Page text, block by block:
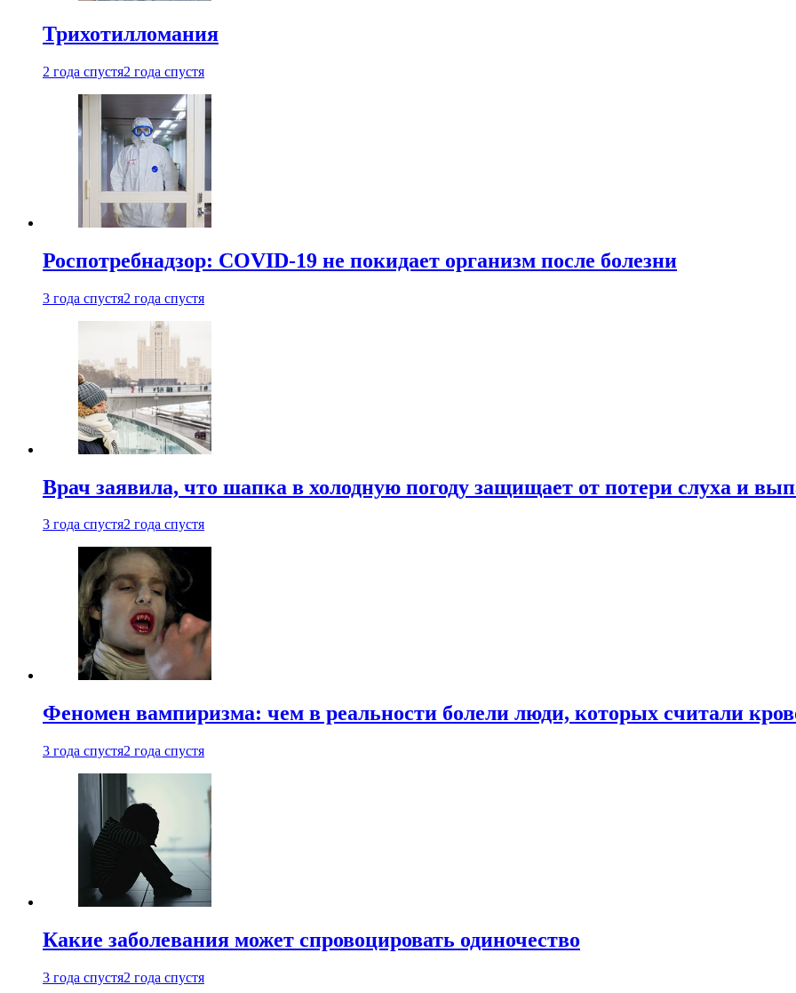
Трихотилломания
2 года спустя2 года спустя
Роспотребнадзор: COVID-19 не покидает организм после болезни
3 года спустя2 года спустя
Врач заявила, что шапка в холодную погоду защищает от потери слуха и
3 года спустя2 года спустя
Феномен вампиризма: чем в реальности болели люди, которых считали
3 года спустя2 года спустя
Какие заболевания может спровоцировать одиночество
3 года спустя2 года спустя